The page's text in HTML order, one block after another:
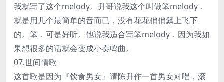
我就写了这个melody。升哥说我这个叫做笨melody，
就是用几个最简单的音而已，没有花花俏俏飙上飞下
的。笨，可是好听。他说我适合写笨melody，因为我如
果想很多的话就会变成小奏鸣曲。
07.世间情歌
这首歌是因为『饮食男女』请陈升作一首男女对唱，滚